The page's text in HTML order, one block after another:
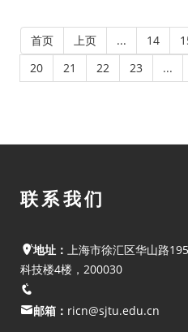
首页 上页 ... 14
20
21 22 23 ...
联系我们
地址： 上海市徐汇区华山路
科技楼4楼，200030
邮箱： ricn@sjtu.edu.cn